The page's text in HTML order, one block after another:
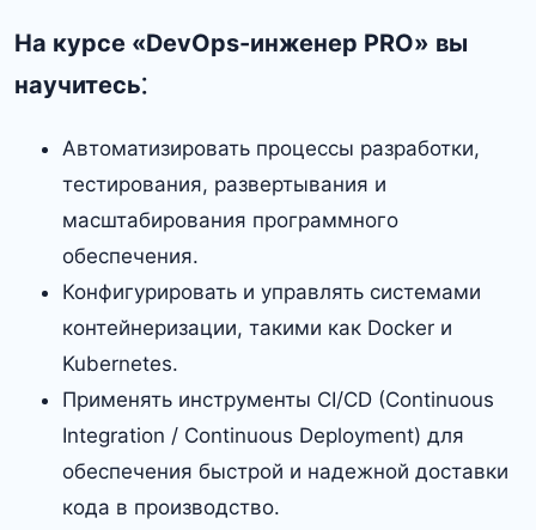
На курсе «DevOps-инженер PRO» вы
научитесь⁚
Автоматизировать процессы разработки,
тестирования, развертывания и
масштабирования программного
обеспечения.
Конфигурировать и управлять системами
контейнеризации, такими как Docker и
Kubernetes.​
Применять инструменты CI/CD (Continuous
Integration / Continuous Deployment) для
обеспечения быстрой и надежной доставки
кода в производство.​